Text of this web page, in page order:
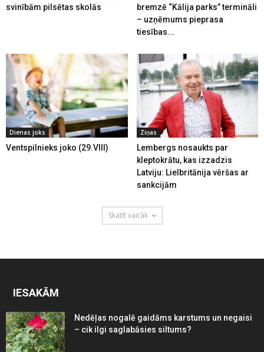
svinībām pilsētas skolās
bremzē “Kālija parks” termināli
– uzņēmums pieprasa
tiesības...
Dienas joks
Ventspilnieks joko (29.VIII)
Ziņas
Lembergs nosaukts par
kleptokrātu, kas izzadzis
Latviju: Lielbritānija vēršas ar
sankcijām
Skatīt vairāk
IESAKĀM
Nedēļas nogalē gaidāms karstums un negaisi
– cik ilgi saglabāsies siltums?